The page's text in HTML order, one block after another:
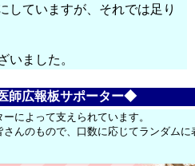
していますが、それでは足り
いました。
師広報板サポーター◆
によって支えられています。
んのもので、口数に応じてランダムに